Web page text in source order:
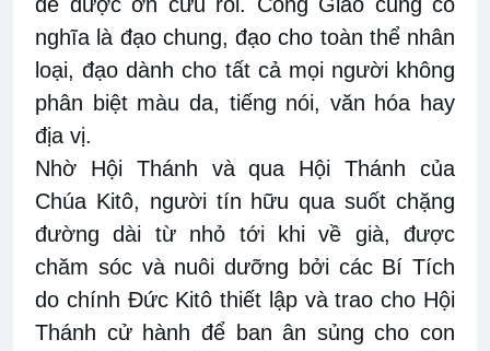
nghĩa là đạo chung, đạo cho toàn thể nhân
loại, đạo dành cho tất cả mọi người không
phân biệt màu da, tiếng nói, văn hóa hay
địa vị.
Nhờ Hội Thánh và qua Hội Thánh của
Chúa Kitô, người tín hữu qua suốt chặng
đường dài từ nhỏ tới khi về già, được
chăm sóc và nuôi dưỡng bởi các Bí Tích
do chính Đức Kitô thiết lập và trao cho Hội
Thánh cử hành để ban ân sủng cho con